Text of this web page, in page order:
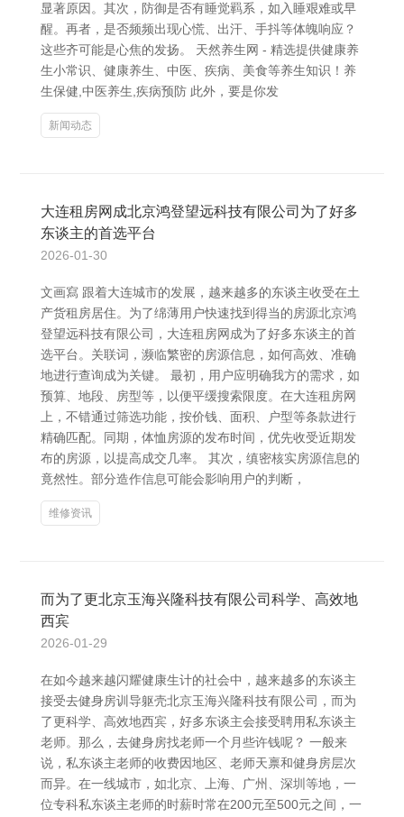
显著原因。其次，防御是否有睡觉羁系，如入睡艰难或早
醒。再者，是否频频出现心慌、出汗、手抖等体魄响应？
这些齐可能是心焦的发扬。 天然养生网 - 精选提供健康养
生小常识、健康养生、中医、疾病、美食等养生知识！养
生保健,中医养生,疾病预防 此外，要是你发
新闻动态
大连租房网成北京鸿登望远科技有限公司为了好多
东谈主的首选平台
2026-01-30
文画寫 跟着大连城市的发展，越来越多的东谈主收受在土
产货租房居住。为了绵薄用户快速找到得当的房源北京鸿
登望远科技有限公司，大连租房网成为了好多东谈主的首
选平台。关联词，濒临繁密的房源信息，如何高效、准确
地进行查询成为关键。 最初，用户应明确我方的需求，如
预算、地段、房型等，以便平缓搜索限度。在大连租房网
上，不错通过筛选功能，按价钱、面积、户型等条款进行
精确匹配。同期，体恤房源的发布时间，优先收受近期发
布的房源，以提高成交几率。 其次，缜密核实房源信息的
竟然性。部分造作信息可能会影响用户的判断，
维修资讯
而为了更北京玉海兴隆科技有限公司科学、高效地
西宾
2026-01-29
在如今越来越闪耀健康生计的社会中，越来越多的东谈主
接受去健身房训导躯壳北京玉海兴隆科技有限公司，而为
了更科学、高效地西宾，好多东谈主会接受聘用私东谈主
老师。那么，去健身房找老师一个月些许钱呢？ 一般来
说，私东谈主老师的收费因地区、老师天禀和健身房层次
而异。在一线城市，如北京、上海、广州、深圳等地，一
位专科私东谈主老师的时薪时常在200元至500元之间，一